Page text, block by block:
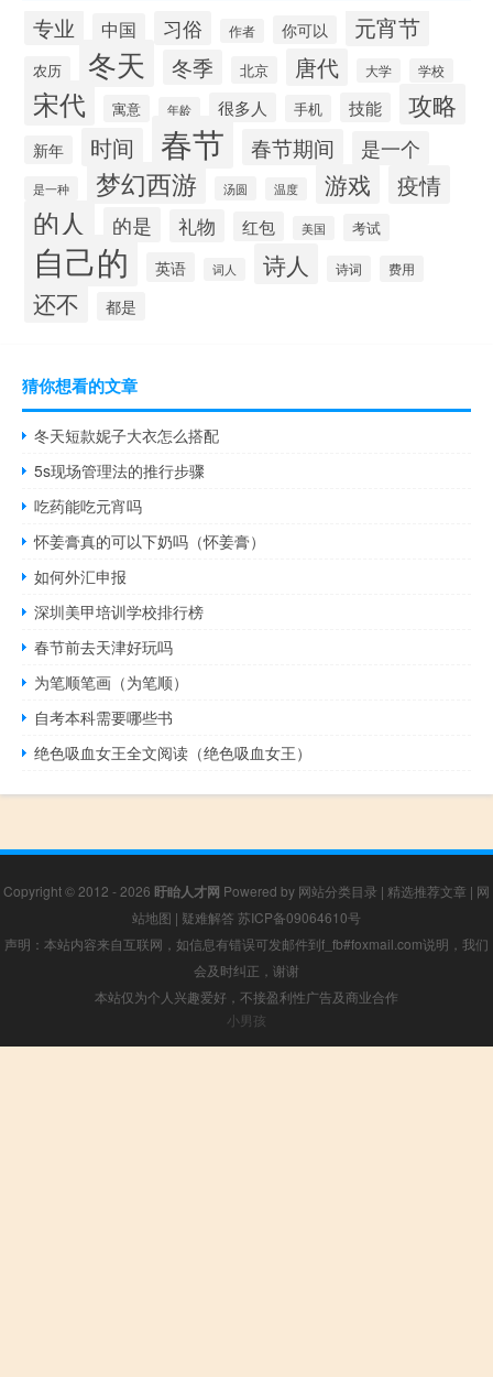
专业 中国 习俗 作者 你可以 元宵节
农历 冬天 冬季 北京 唐代 大学 学校
宋代 寓意 年龄 很多人 手机 技能 攻略
新年 时间 春节 春节期间 是一个
是一种 梦幻西游 汤圆 温度 游戏 疫情
的人 的是 礼物 红包 美国 考试
自己的 英语 词人 诗人 诗词 费用
还不 都是
猜你想看的文章
冬天短款妮子大衣怎么搭配
5s现场管理法的推行步骤
吃药能吃元宵吗
怀姜膏真的可以下奶吗（怀姜膏）
如何外汇申报
深圳美甲培训学校排行榜
春节前去天津好玩吗
为笔顺笔画（为笔顺）
自考本科需要哪些书
绝色吸血女王全文阅读（绝色吸血女王）
Copyright © 2012 - 2026 盱眙人才网 Powered by 网站分类目录 | 精选推荐文章 | 网
站地图 | 疑难解答 苏ICP备09064610号
声明：本站内容来自互联网，如信息有错误可发邮件到f_fb#foxmail.com说明，我们
会及时纠正，谢谢
本站仅为个人兴趣爱好，不接盈利性广告及商业合作
小男孩